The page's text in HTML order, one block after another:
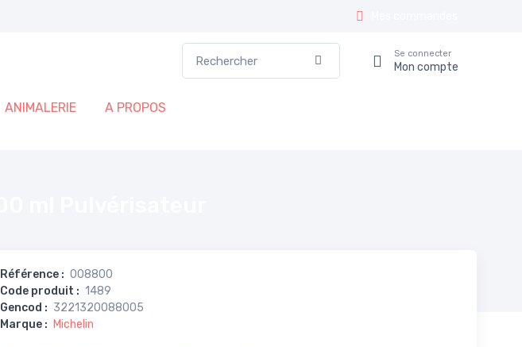
Se connecter
Mon compte
ANIMALERIE A PROPOS
Référence : 008800
Code produit : 1489
Gencod : 3221320088005
Marque : Michelin